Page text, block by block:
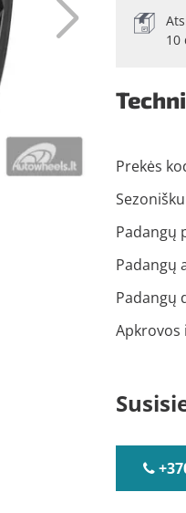
10
Prekės
Padangų
Padangų
Padangų
Apkrovos